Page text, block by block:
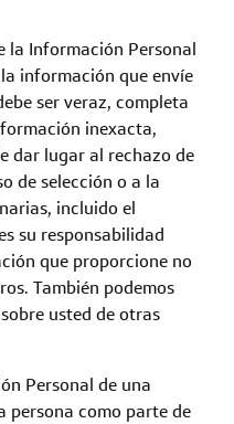
la Información Personal
información que envíe
ser veraz, completa
inexacta,
dar lugar al rechazo de
de selección o a la
incluido el
su responsabilidad
que proporcione no
También podemos
usted de otras
Personal de una
persona como parte de